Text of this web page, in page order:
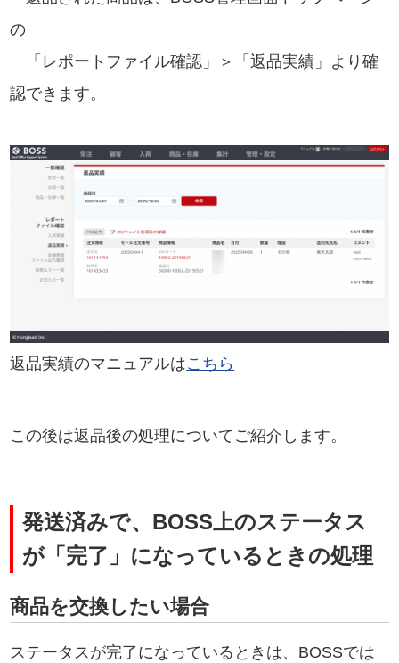
の
「レポートファイル確認」＞「返品実績」より確
認できます。
返品実績のマニュアルはこちら
この後は返品後の処理についてご紹介します。
発送済みで、BOSS上のステータス
が「完了」になっているときの処理
商品を交換したい場合
ステータスが完了になっているときは、BOSSでは